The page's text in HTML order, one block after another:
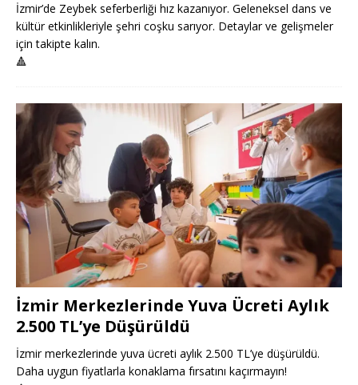
İzmir’de Zeybek seferberliği hız kazanıyor. Geleneksel dans ve
kültür etkinlikleriyle şehri coşku sarıyor. Detaylar ve gelişmeler
için takipte kalın.
🔺
İzmir Merkezlerinde Yuva Ücreti Aylık
2.500 TL’ye Düşürüldü
İzmir merkezlerinde yuva ücreti aylık 2.500 TL’ye düşürüldü.
Daha uygun fiyatlarla konaklama fırsatını kaçırmayın!